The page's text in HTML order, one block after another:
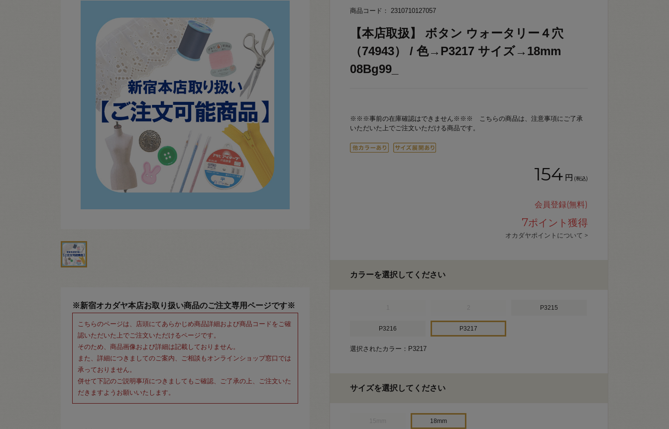
※新宿オカダヤ本店お取り扱い商品のご注文専用ページです※
こちらのページは、店頭にてあらかじめ商品詳細および商品コードをご確
認いただいた上でご注文いただけるページです。
そのため、商品画像および詳細は記載しておりません。
また、詳細につきましてのご案内、ご相談もオンラインショップ窓口では
承っておりません。
併せて下記のご説明事項につきましてもご確認、ご了承の上、ご注文いた
だきますようお願いいたします。
商品コード： 2310710127057
【本店取扱】 ボタン ウォータリー４穴
（74943） / 色→P3217 サイズ→18mm
08Bg99_
※※※事前の在庫確認はできません※※※ こちらの商品は、注意事項にご了承
いただいた上でご注文いただける商品です。
154 円 (税込)
会員登録(無料)
7ポイント獲得
オカダヤポイントについて >
カラーを選択してください
P3215
P3216 P3217
選択されたカラー：P3217
サイズを選択してください
18mm